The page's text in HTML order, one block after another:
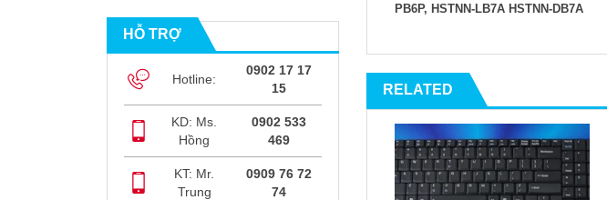
HỖ TRỢ
Hotline:
0902 17 17
15
KD: Ms.
Hồng
0902 533
469
KT: Mr.
Trung
0909 76 72
74
PB6P, HSTNN-LB7A HSTNN-DB7A
RELATED